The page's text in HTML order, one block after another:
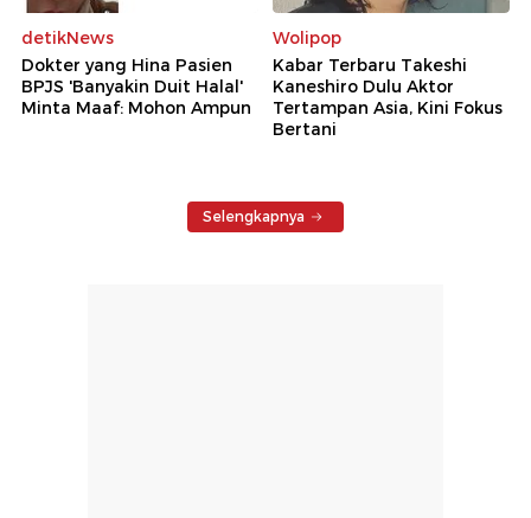
detikNews
Dokter yang Hina Pasien
BPJS 'Banyakin Duit Halal'
Minta Maaf: Mohon Ampun
Wolipop
Kabar Terbaru Takeshi
Kaneshiro Dulu Aktor
Tertampan Asia, Kini Fokus
Bertani
Selengkapnya